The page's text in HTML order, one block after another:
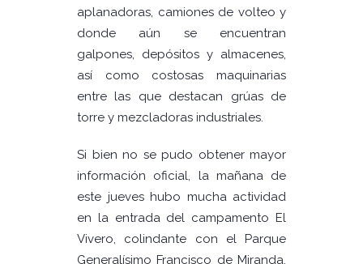
aplanadoras, camiones de volteo y
donde aún se encuentran
galpones, depósitos y almacenes,
así como costosas maquinarias
entre las que destacan grúas de
torre y mezcladoras industriales.
Si bien no se pudo obtener mayor
información oficial, la mañana de
este jueves hubo mucha actividad
en la entrada del campamento El
Vivero, colindante con el Parque
Generalísimo Francisco de Miranda,